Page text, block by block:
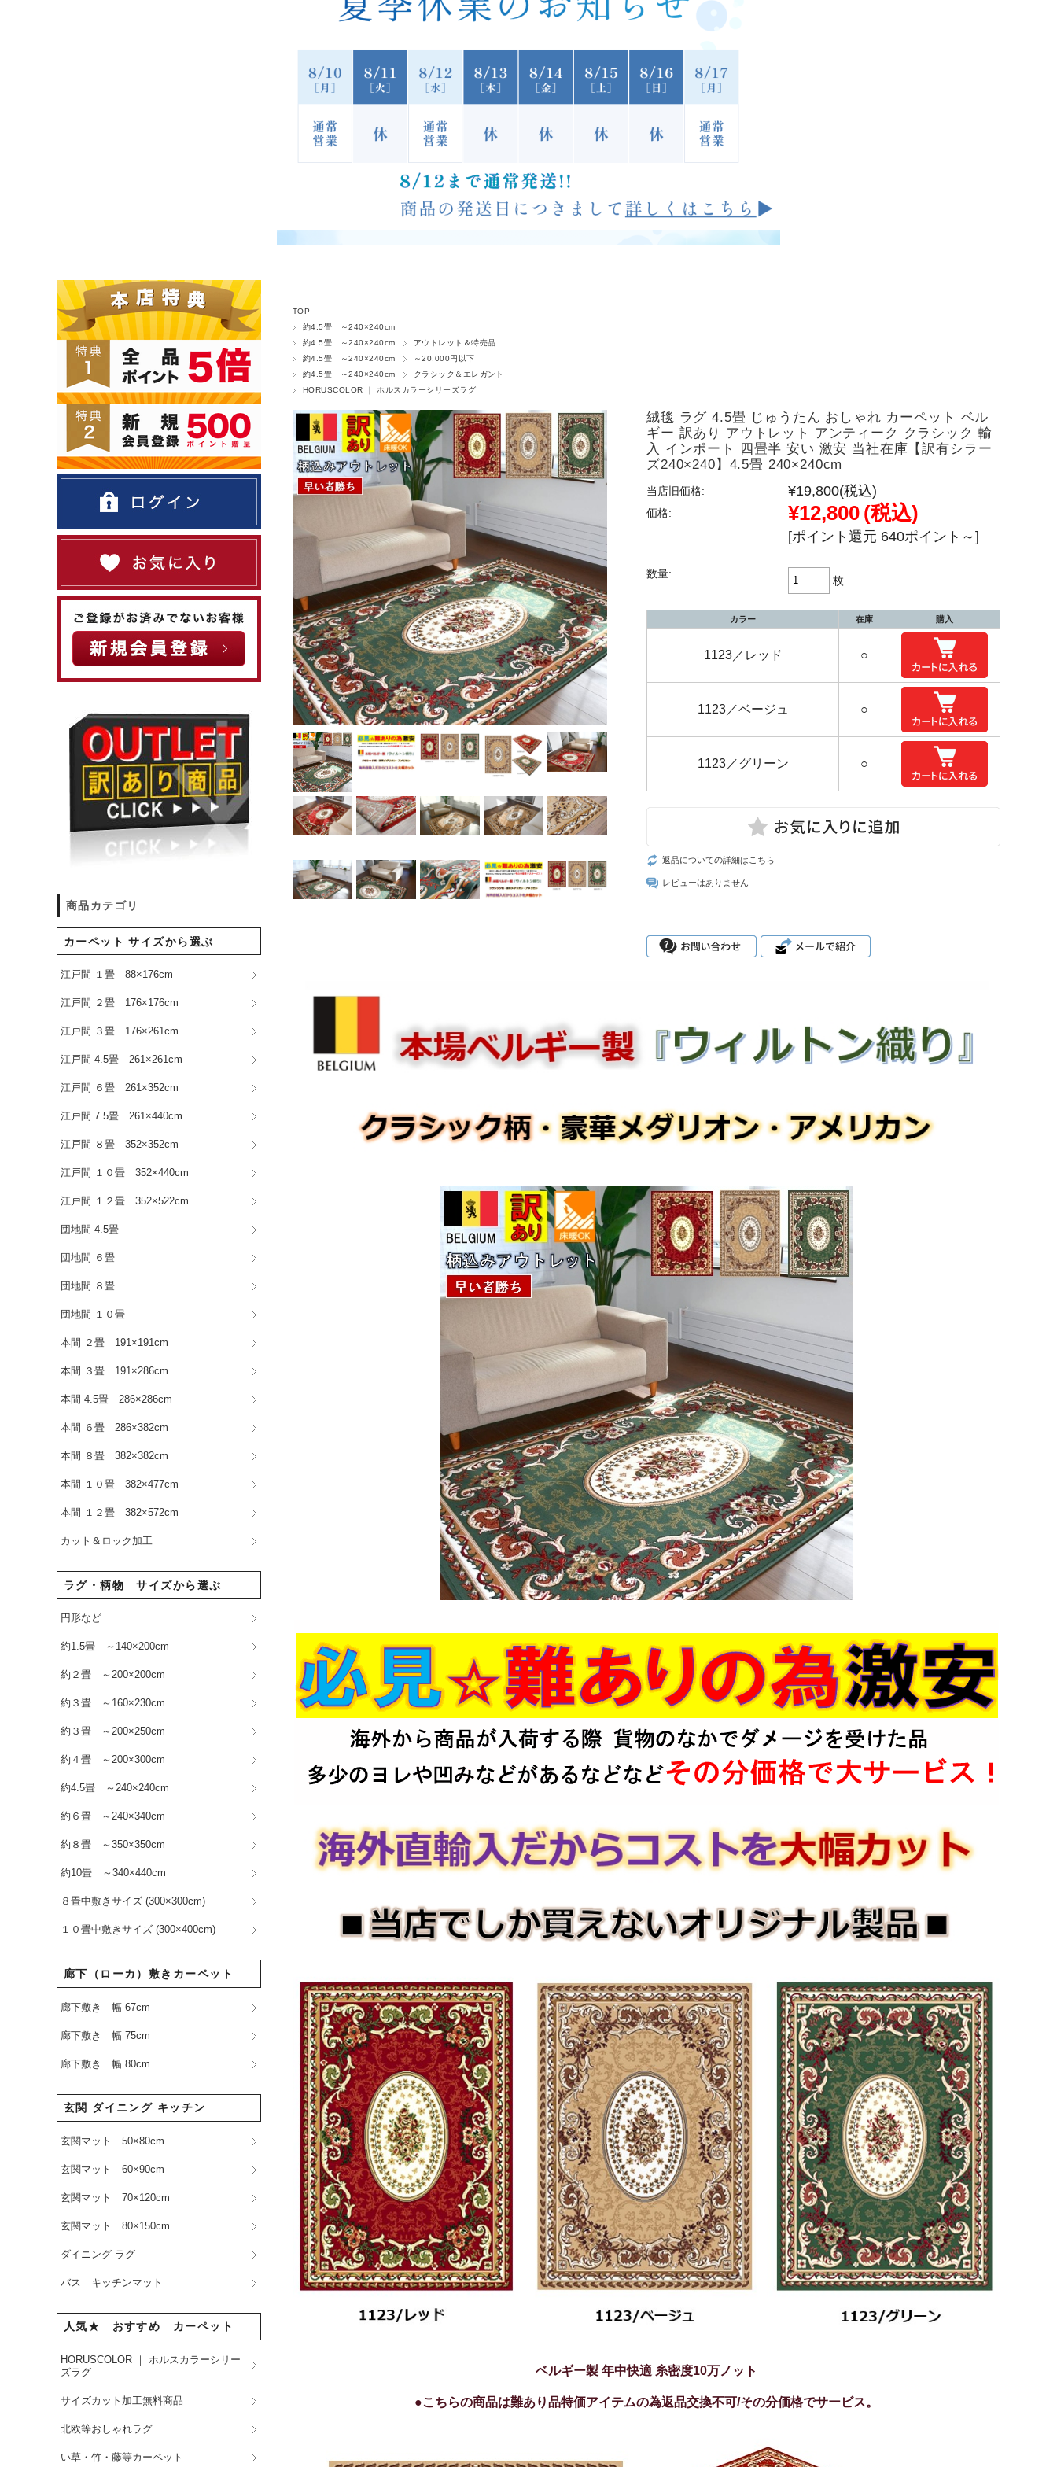
TOP
約4.5畳 ～240×240cm
約4.5畳 ～240×240cm
アウトレット＆特売品
約4.5畳 ～240×240cm
～20,000円以下
約4.5畳 ～240×240cm
クラシック＆エレガント
HORUSCOLOR ｜ ホルスカラーシリーズラグ
絨毯 ラグ 4.5畳 じゅうたん おしゃれ カーペット ベル
ギー 訳あり アウトレット アンティーク クラシック 輸
入 インポート 四畳半 安い 激安 当社在庫【訳有シラー
ズ240×240】4.5畳 240×240cm
当店旧価格: ¥19,800(税込)
価格: ¥12,800 (税込)
[ポイント還元 640ポイント～]
数量:
枚
カラー 在庫 購入
1123／レッド ○
1123／ベージュ ○
1123／グリーン ○
返品についての詳細はこちら
レビューはありません
ベルギー製 年中快適 糸密度10万ノット
●こちらの商品は難あり品特価アイテムの為返品交換不可/その分価格でサービス。
商品カテゴリ
カーペット サイズから選ぶ
江戸間 １畳 88×176cm
江戸間 ２畳 176×176cm
江戸間 ３畳 176×261cm
江戸間 4.5畳 261×261cm
江戸間 ６畳 261×352cm
江戸間 7.5畳 261×440cm
江戸間 ８畳 352×352cm
江戸間 １０畳 352×440cm
江戸間 １２畳 352×522cm
団地間 4.5畳
団地間 ６畳
団地間 ８畳
団地間 １０畳
本間 ２畳 191×191cm
本間 ３畳 191×286cm
本間 4.5畳 286×286cm
本間 ６畳 286×382cm
本間 ８畳 382×382cm
本間 １０畳 382×477cm
本間 １２畳 382×572cm
カット＆ロック加工
ラグ・柄物 サイズから選ぶ
円形など
約1.5畳 ～140×200cm
約２畳 ～200×200cm
約３畳 ～160×230cm
約３畳 ～200×250cm
約４畳 ～200×300cm
約4.5畳 ～240×240cm
約６畳 ～240×340cm
約８畳 ～350×350cm
約10畳 ～340×440cm
８畳中敷きサイズ (300×300cm)
１０畳中敷きサイズ (300×400cm)
廊下（ローカ）敷きカーペット
廊下敷き 幅 67cm
廊下敷き 幅 75cm
廊下敷き 幅 80cm
玄関 ダイニング キッチン
玄関マット 50×80cm
玄関マット 60×90cm
玄関マット 70×120cm
玄関マット 80×150cm
ダイニング ラグ
バス キッチンマット
人気★ おすすめ カーペット
HORUSCOLOR ｜ ホルスカラーシリー
ズラグ
サイズカット加工無料商品
北欧等おしゃれラグ
い草・竹・藤等カーペット